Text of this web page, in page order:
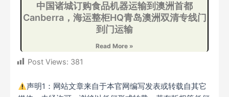
中国诸城订购食品机器运输到澳洲首都
Canberra，海运整柜HQ青岛澳洲双清专线门
到门运输
Read More »
Post Views: 381
声明1：网站文章来自于本官网编写发表或转载自其它